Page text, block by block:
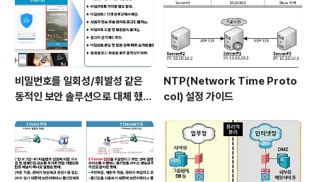
비밀번호를 일회성/휘발성 같은
동적인 보안 솔루션으로 대체 했을
NTP(Network Time Proto
col) 설정 가이드